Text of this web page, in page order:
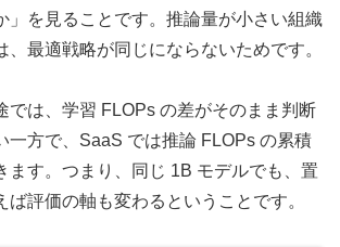
」を見ることです。推論量が小さい組織
、最適戦略が同じにならないためです。
では、学習 FLOPs の差がそのまま判断
一方で、SaaS では推論 FLOPs の累積
ます。つまり、同じ 1B モデルでも、置
ば評価の軸も変わるということです。